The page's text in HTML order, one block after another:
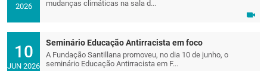
2026
mudanças climáticas na sala d...
10
JUN 2026
Seminário Educação Antirracista em foco
A Fundação Santillana promoveu, no dia 10 de junho, o
seminário Educação Antirracista em F...